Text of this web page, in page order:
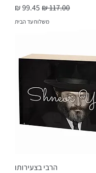
מחיר רגיל מחיר מבצע
משלוח עד הבית
הרבי בצעירותו